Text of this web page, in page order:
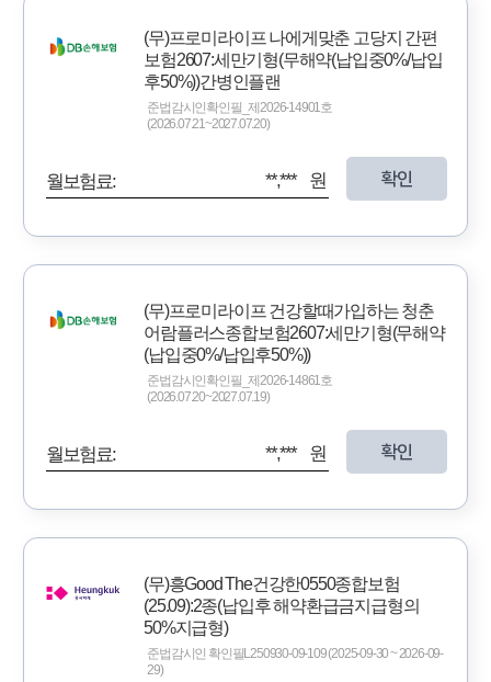
(무)프로미라이프 나에게맞춘 고당지 간편
보험2607:세만기형(무해약(납입중0%/납입
후50%))간병인플랜
준법감시인확인필_제2026-14901호
(2026.07.21~2027.07.20)
월보험료: **,*** 원 확인
(무)프로미라이프 건강할때가입하는 청춘
어람플러스종합보험2607:세만기형(무해약
(납입중0%/납입후50%))
준법감시인확인필_제2026-14861호
(2026.07.20~2027.07.19)
월보험료: **,*** 원 확인
(무)흥Good The건강한0550종합보험
(25.09):2종(납입후 해약환급금지급형의
50%지급형)
준법감시인 확인필L250930-09-109 (2025-09-30 ~ 2026-09-
29)